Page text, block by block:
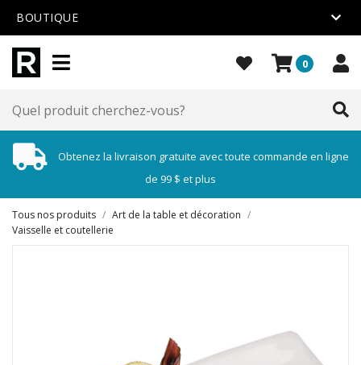
BOUTIQUE
0
Obtenez la livraison gratuite avec toute commande en ligne
de 99 $ et plus
Tous nos produits / Art de la table et décoration /
Vaisselle et coutellerie